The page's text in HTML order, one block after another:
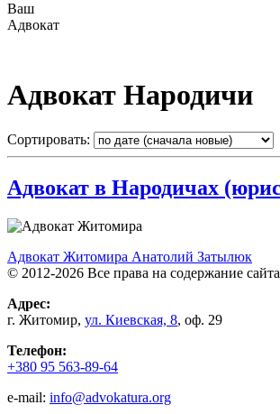
Ваш
Адвокат
Адвокат Народичи
Сортировать:
Адвокат в Народичах
Адвокат Житомира Анатолий Затылюк
© 2012-2026 Все права на содержание
Адрес:
г. Житомир, ул. Киевcкая, 8, оф. 29
Телефон:
+380 95 563-89-64
e-mail: info@advokatura.org